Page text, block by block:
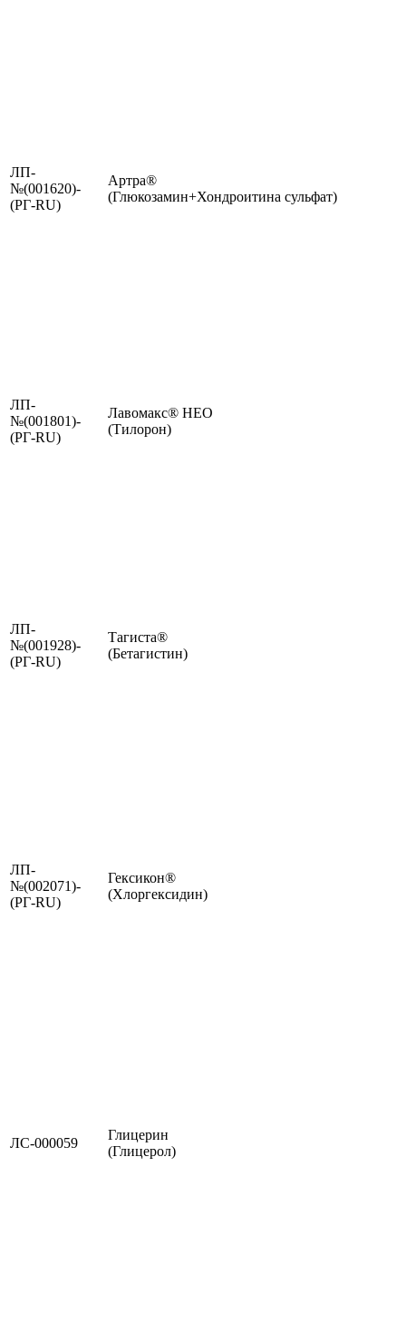
ЛП-
№(001620)-
(РГ-RU)
Артра®
(Глюкозамин+Хондроитина сульфат)
ЛП-
№(001801)-
(РГ-RU)
Лавомакс® НЕО
(Тилорон)
ЛП-
№(001928)-
(РГ-RU)
Тагиста®
(Бетагистин)
ЛП-
№(002071)-
(РГ-RU)
Гексикон®
(Хлоргексидин)
ЛС-000059
Глицерин
(Глицерол)